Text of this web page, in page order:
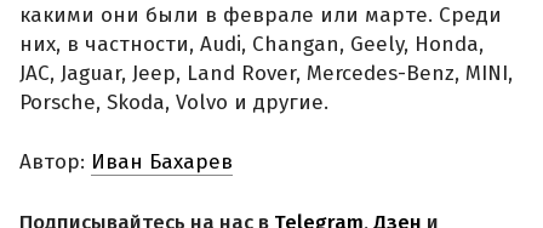
какими они были в феврале или марте. Среди
них, в частности, Audi, Changan, Geely, Honda,
JAC, Jaguar, Jeep, Land Rover, Mercedes-Benz, MINI,
Porsche, Skoda, Volvo и другие.
Автор: Иван Бахарев
Подписывайтесь на нас в Telegram,Дзен и